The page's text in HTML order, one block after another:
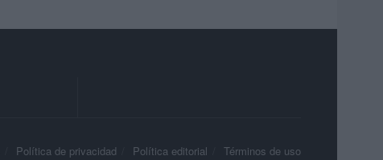
Política de privacidad Política editorial Términos de uso